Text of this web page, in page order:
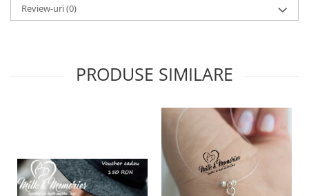
Review-uri(0)
PRODUSE SIMILARE